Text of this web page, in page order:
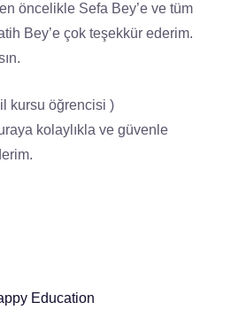
öncelikle Sefa Bey’e ve tüm
Bey’e çok teşekkür ederim.
kursu öğrencisi )
kolaylıkla ve güvenle